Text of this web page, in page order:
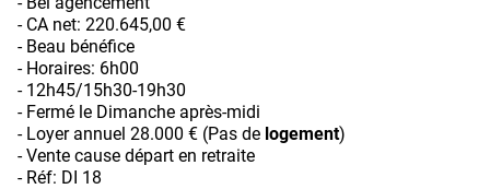
- CA net: 220.645,00 €
- Beau bénéfice
- Horaires: 6h00
- 12h45/15h30-19h30
- Fermé le Dimanche après-midi
- Loyer annuel 28.000 € (Pas de logement)
- Vente cause départ en retraite
- Réf: DI 18